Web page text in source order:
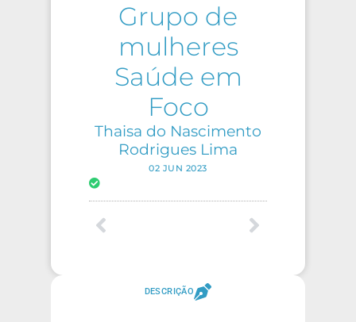
Grupo de
mulheres
Saúde em
Foco
Thaisa do Nascimento
Rodrigues Lima
02 JUN 2023
DESCRIÇÃO